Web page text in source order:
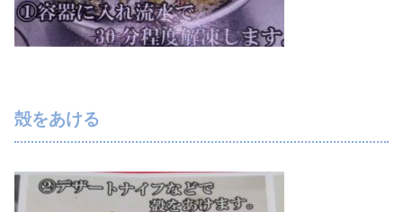
殻をあける